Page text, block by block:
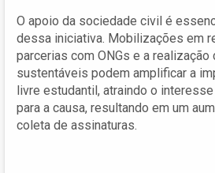
O apoio da sociedade civil é
dessa iniciativa. Mobilizações em
parcerias com ONGs e a realização
sustentáveis podem amplificar a
livre estudantil, atraindo o
para a causa, resultando em um
coleta de assinaturas.